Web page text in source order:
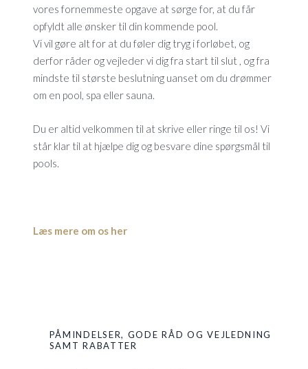
vores fornemmeste opgave at sørge for, at du får
opfyldt alle ønsker til din kommende pool.
Vi vil gøre alt for at du føler dig tryg i forløbet, og
derfor råder og vejleder vi dig fra start til slut , og fra
mindste til største beslutning uanset om du drømmer
om en pool, spa eller sauna.
Du er altid velkommen til at skrive eller ringe til os! Vi
står klar til at hjælpe dig og besvare dine spørgsmål til
pools.
Læs mere om os her
PÅMINDELSER, GODE RÅD OG VEJLEDNING
SAMT RABATTER